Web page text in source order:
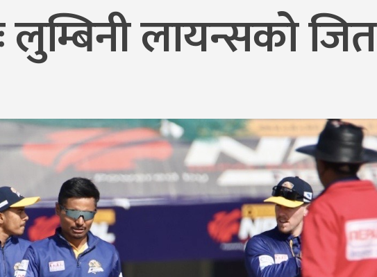
लायन्सको जित